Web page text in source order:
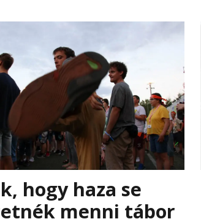
hogy haza se
menni tábor